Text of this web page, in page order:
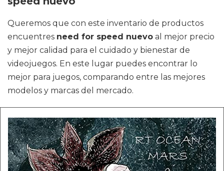
Queremos que con este inventario de productos
encuentres need for speed nuevo al mejor precio
y mejor calidad para el cuidado y bienestar de
videojuegos. En este lugar puedes encontrar lo
mejor para juegos, comparando entre las mejores
modelos y marcas del mercado.